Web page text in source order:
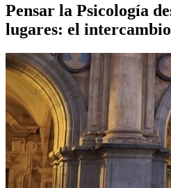
Pensar la Psicología
lugares: el